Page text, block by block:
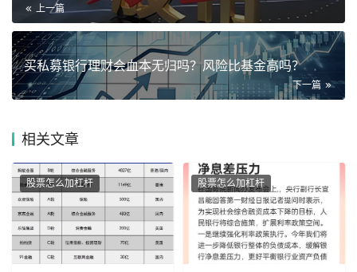
上一篇
买私募银行理财会血本无归吗？风险比基金高吗？
下一篇
相关文章
股票怎么加杠杆 股票怎么加杠杆